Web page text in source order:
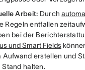
Arbeit: Durch
Regeln entfallen
bei der
und Smart Fields
Aufwand erstellen und
halten.